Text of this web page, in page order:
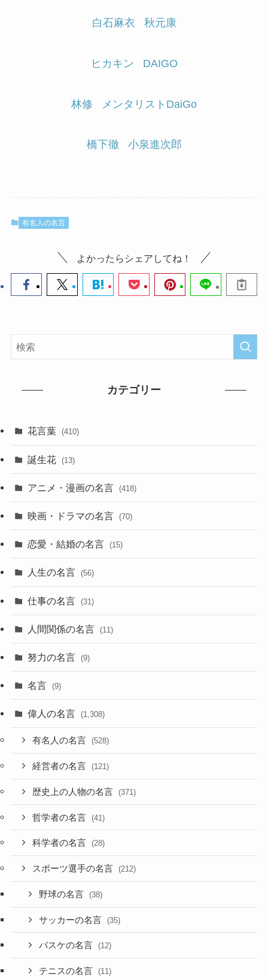
白石麻衣 秋元康
ヒカキン DAIGO
林修 メンタリストDaiGo
橋下徹 小泉進次郎
有名人の名言
よかったらシェアしてね！
カテゴリー
花言葉 (410)
誕生花 (13)
アニメ・漫画の名言 (418)
映画・ドラマの名言 (70)
恋愛・結婚の名言 (15)
人生の名言 (56)
仕事の名言 (31)
人間関係の名言 (11)
努力の名言 (9)
名言 (9)
偉人の名言 (1,308)
有名人の名言 (528)
経営者の名言 (121)
歴史上の人物の名言 (371)
哲学者の名言 (41)
科学者の名言 (28)
スポーツ選手の名言 (212)
野球の名言 (38)
サッカーの名言 (35)
バスケの名言 (12)
テニスの名言 (11)